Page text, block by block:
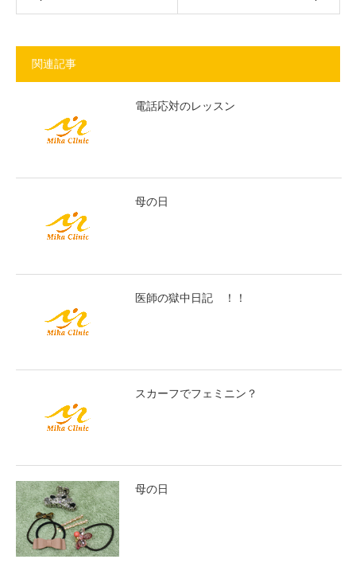
関連記事
電話応対のレッスン
母の日
医師の獄中日記 ！！
スカーフでフェミニン？
母の日